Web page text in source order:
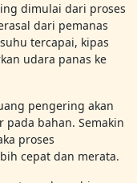
dimulai dari proses
dari pemanas
tercapai, kipas
udara panas ke
pengering akan
bahan. Semakin
proses
cepat dan merata.